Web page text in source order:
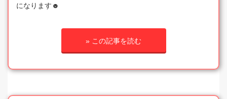
になります☻
» この記事を読む